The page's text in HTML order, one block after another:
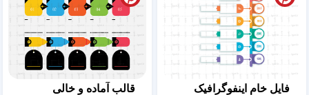
فایل خام اینفوگرافیک
قالب آماده و خالی